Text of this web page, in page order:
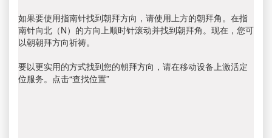
如果要使用指南针找到朝拜方向，请使用上方的朝拜角。在指
南针向北（N）的方向上顺时针滚动并找到朝拜角。现在，您可
以朝朝拜方向祈祷。
要以更实用的方式找到您的朝拜方向，请在移动设备上激活定
位服务。点击“查找位置”